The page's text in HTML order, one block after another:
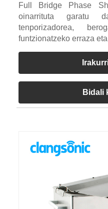
Full Bridge Phase
oinarrituta garatu
tenporizadorea,
funtzionatzeko erraza
Bidali